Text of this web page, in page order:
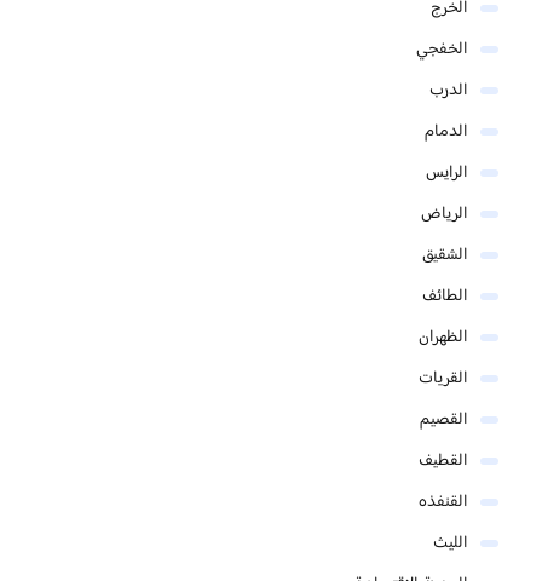
الخرج
الخفجي
الدرب
الدمام
الرايس
الرياض
الشقيق
الطائف
الظهران
القريات
القصيم
القطيف
القنفذه
الليث